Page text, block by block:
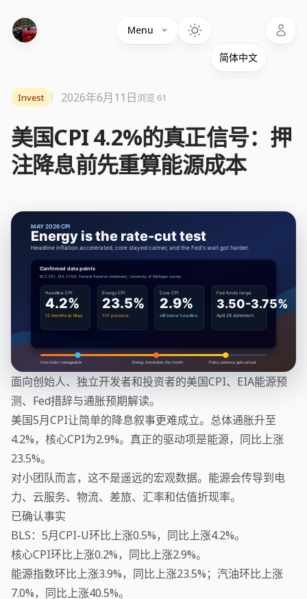
Menu
美国CPI 4.2%的真正信号：押
注降息前先重算能源成本
Invest 2026年6月11日浏览 61
面向创始人、独立开发者和投资者的美国CPI、EIA能源预
测、Fed措辞与通胀预期解读。
美国5月CPI让简单的降息叙事更难成立。总体通胀升至
4.2%，核心CPI为2.9%。真正的驱动项是能源，同比上涨
23.5%。
对小团队而言，这不是遥远的宏观数据。能源会传导到电
力、云服务、物流、差旅、汇率和估值折现率。
已确认事实
BLS：5月CPI-U环比上涨0.5%，同比上涨4.2%。
核心CPI环比上涨0.2%，同比上涨2.9%。
能源指数环比上涨3.9%，同比上涨23.5%；汽油环比上涨
7.0%，同比上涨40.5%。